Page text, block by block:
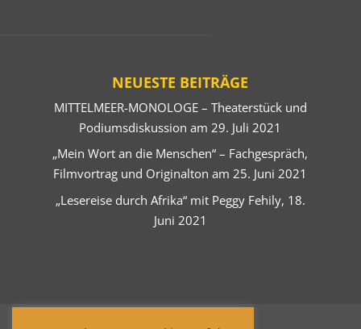
NEUESTE BEITRÄGE
MITTELMEER-MONOLOGE – Theaterstück und
Podiumsdiskussion am 29. Juli 2021
„Mein Wort an die Menschen“ – Fachgespräch,
Filmvortrag und Originalton am 25. Juni 2021
„Lesereise durch Afrika“ mit Peggy Fehily, 18.
Juni 2021